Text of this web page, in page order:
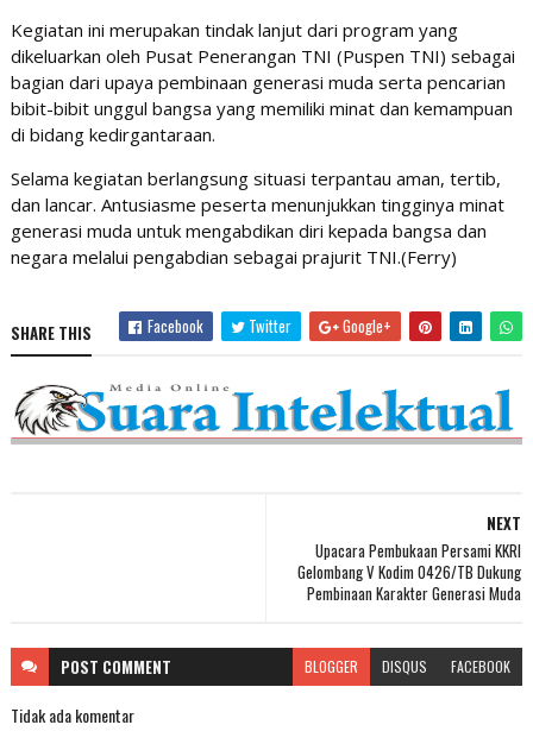
Kegiatan ini merupakan tindak lanjut dari program yang
dikeluarkan oleh Pusat Penerangan TNI (Puspen TNI) sebagai
bagian dari upaya pembinaan generasi muda serta pencarian
bibit-bibit unggul bangsa yang memiliki minat dan kemampuan
di bidang kedirgantaraan.
Selama kegiatan berlangsung situasi terpantau aman, tertib,
dan lancar. Antusiasme peserta menunjukkan tingginya minat
generasi muda untuk mengabdikan diri kepada bangsa dan
negara melalui pengabdian sebagai prajurit TNI.(Ferry)
SHARE THIS Facebook Twitter Google+
NEXT
Upacara Pembukaan Persami KKRI
Gelombang V Kodim 0426/TB Dukung
Pembinaan Karakter Generasi Muda
POST COMMENT BLOGGER DISQUS FACEBOOK
Tidak ada komentar